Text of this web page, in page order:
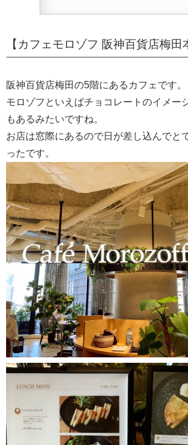
【カフェモロゾフ 阪神百貨店梅田
阪神百貨店梅田の5階にあるカフェです。
モロゾフといえばチョコレートのイメー
もあるみたいですね。
お店は窓際にあるので日が差し込んでと
ったです。